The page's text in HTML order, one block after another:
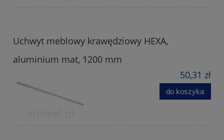
Uchwyt meblowy krawędziowy HEXA,
aluminium mat, 1200 mm
50,31 zł
do koszyka